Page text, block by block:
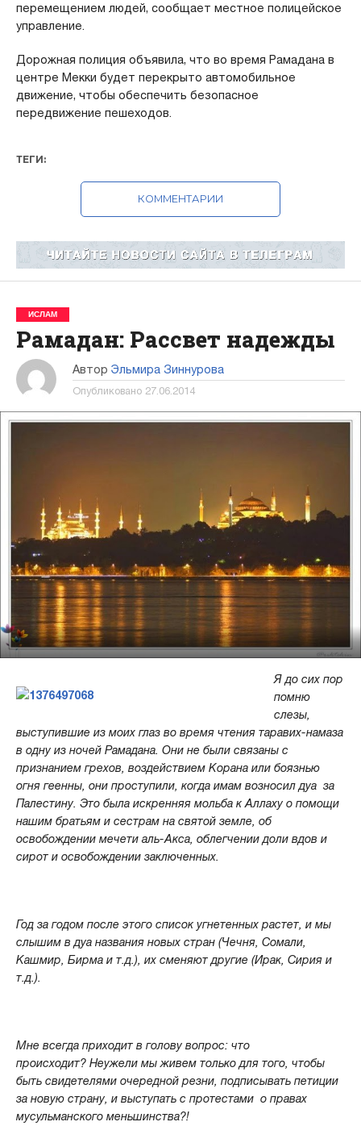
перемещением людей, сообщает местное полицейское
управление.
Дорожная полиция объявила, что во время Рамадана в
центре Мекки будет перекрыто автомобильное
движение, чтобы обеспечить безопасное
передвижение пешеходов.
ТЕГИ:
КОММЕНТАРИИ
ИСЛАМ
Рамадан: Рассвет надежды
Автор Эльмира Зиннурова
Опубликовано 27.06.2014
Я до сих пор
помню
слезы,
выступившие из моих глаз во время чтения таравих-намаза
в одну из ночей Рамадана. Они не были связаны с
признанием грехов, воздействием Корана или боязнью
огня геенны, они проступили, когда имам возносил дуа за
Палестину. Это была искренняя мольба к Аллаху о помощи
нашим братьям и сестрам на святой земле, об
освобождении мечети аль-Акса, облегчении доли вдов и
сирот и освобождении заключенных.
Год за годом после этого список угнетенных растет, и мы
слышим в дуа названия новых стран (Чечня, Сомали,
Кашмир, Бирма и т.д.), их сменяют другие (Ирак, Сирия и
т.д.).
Мне всегда приходит в голову вопрос: что
происходит? Неужели мы живем только для того, чтобы
быть свидетелями очередной резни, подписывать петиции
за новую страну, и выступать с протестами о правах
мусульманского меньшинства?!